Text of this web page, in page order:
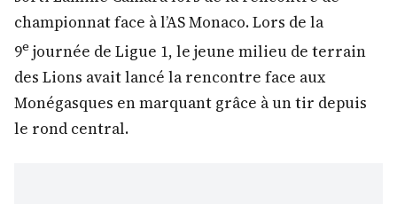
championnat face à l’AS Monaco. Lors de la
9e journée de Ligue 1, le jeune milieu de terrain
des Lions avait lancé la rencontre face aux
Monégasques en marquant grâce à un tir depuis
le rond central.